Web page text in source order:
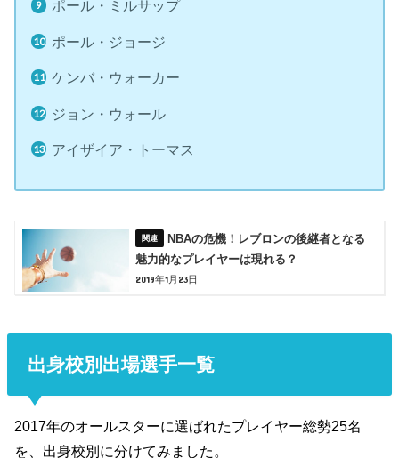
ポール・ミルサップ
ポール・ジョージ
ケンバ・ウォーカー
ジョン・ウォール
アイザイア・トーマス
NBAの危機！レブロンの後継者となる
魅力的なプレイヤーは現れる？
2019年1月23日
出身校別出場選手一覧
2017年のオールスターに選ばれたプレイヤー総勢25名
を、出身校別に分けてみました。